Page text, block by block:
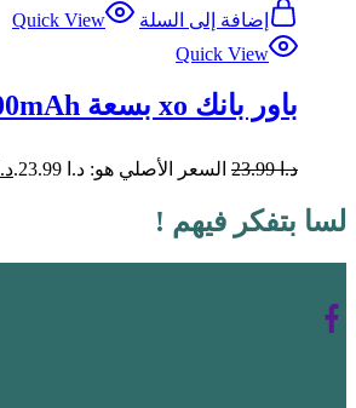
إضافة إلى السلة
Quick View
Quick View
باور بانك xo بسعة 1000mAh
د.ا23.99 السعر الأصلي هو: د.ا 23.99. د.ا
لسا بتفكر فيهم !